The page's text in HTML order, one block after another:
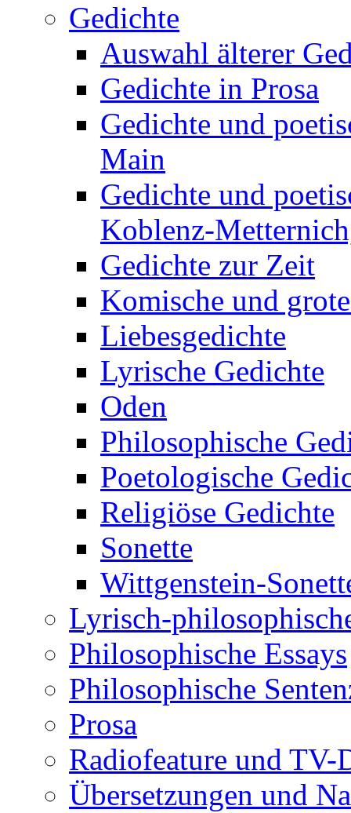
Gedichte
Auswahl älterer
Gedichte in Prosa
Gedichte und
Main
Gedichte und
Koblenz-
Gedichte zur Zeit
Komische und
Liebesgedichte
Lyrische Gedichte
Oden
Philosophische
Poetologische
Religiöse Gedichte
Sonette
Wittgenstein-
Lyrisch-
Philosophische Essays
Philosophische
Prosa
Radiofeature und TV-
Übersetzungen und